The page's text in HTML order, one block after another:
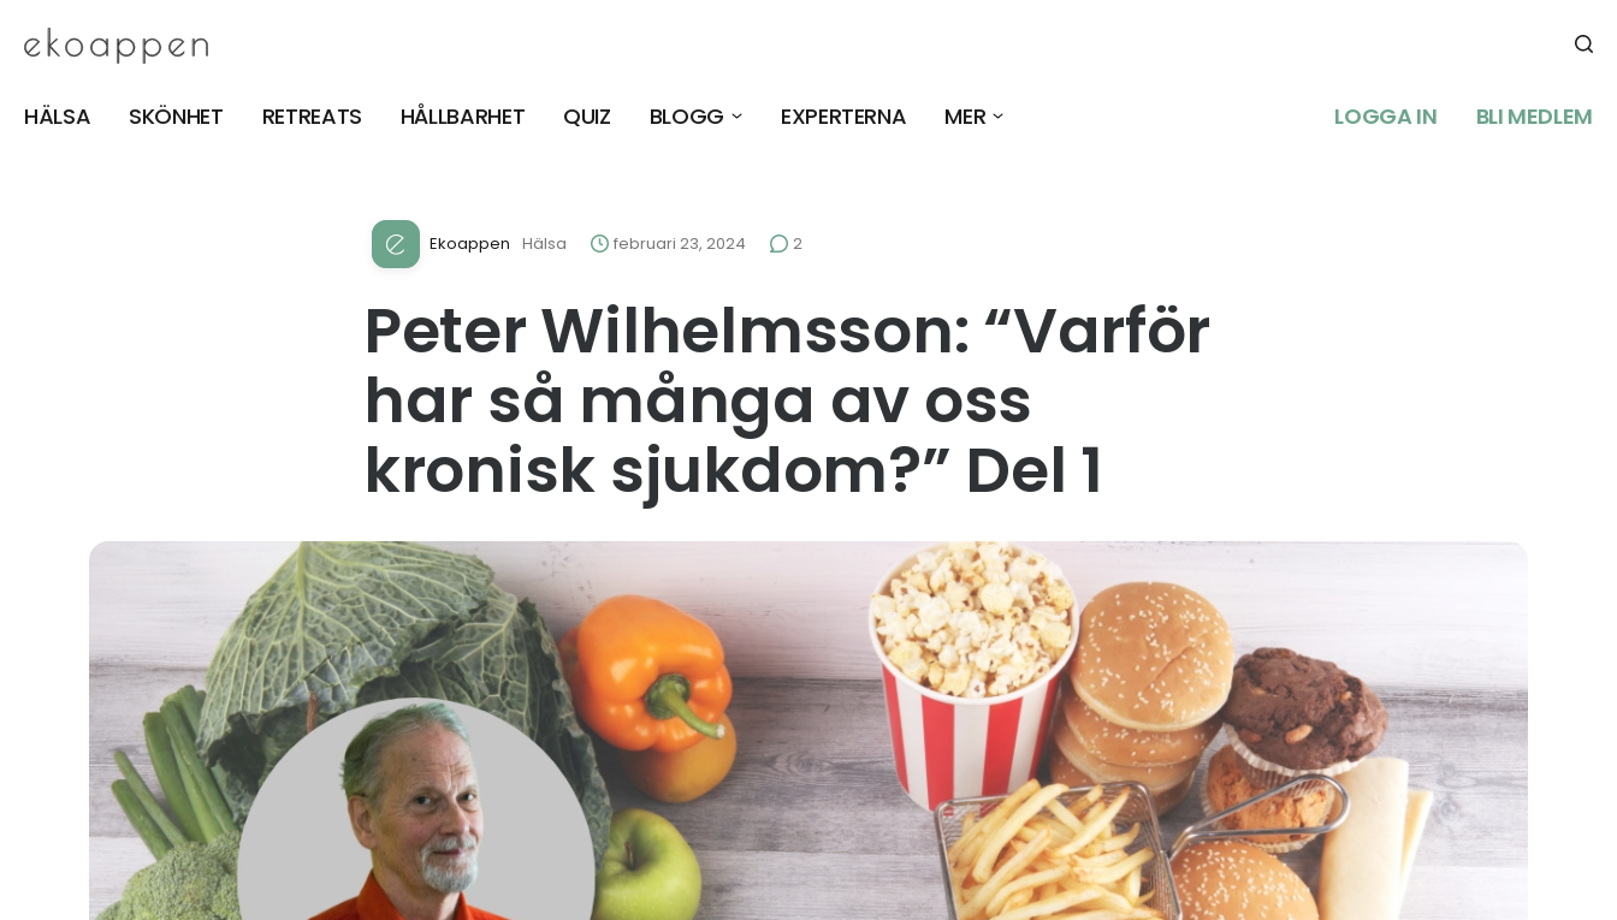
HÄLSA SKÖNHET RETREATS HÅLLBARHET QUIZ BLOGG EXPERTERNA MER LOGGA IN BLI MEDLEM
Ekoappen Hälsa februari 23, 2024 2
Peter Wilhelmsson: “Varför
har så många av oss
kronisk sjukdom?” Del 1